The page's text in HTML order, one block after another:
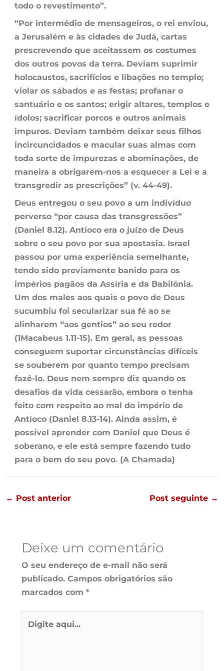
todo o revestimento”.
“Por intermédio de mensageiros, o rei enviou,
a Jerusalém e às cidades de Judá, cartas
prescrevendo que aceitassem os costumes
dos outros povos da terra. Deviam suprimir
holocaustos, sacrifícios e libações no templo;
violar os sábados e as festas; profanar o
santuário e os santos; erigir altares, templos e
ídolos; sacrificar porcos e outros animais
impuros. Deviam também deixar seus filhos
incircuncidados e macular suas almas com
toda sorte de impurezas e abominações, de
maneira a obrigarem-nos a esquecer a Lei e a
transgredir as prescrições” (v. 44-49).
Deus entregou o seu povo a um indivíduo
perverso “por causa das transgressões”
(Daniel 8.12). Antíoco era o juízo de Deus
sobre o seu povo por sua apostasia. Israel
passou por uma experiência semelhante,
tendo sido previamente banido para os
impérios pagãos da Assíria e da Babilônia.
Um dos males aos quais o povo de Deus
sucumbiu foi secularizar sua fé ao se
alinharem “aos gentios” ao seu redor
(1Macabeus 1.11-15). Em geral, as pessoas
conseguem suportar circunstâncias difíceis
se souberem por quanto tempo precisam
fazê-lo. Deus nem sempre diz quando os
desafios da vida cessarão, embora o tenha
feito com respeito ao mal do império de
Antíoco (Daniel 8.13-14). Ainda assim, é
possível aprender com Daniel que Deus é
soberano, e ele está sempre fazendo tudo
para o bem do seu povo. (A Chamada)
← Post anterior Post seguinte →
Deixe um comentário
O seu endereço de e-mail não será
publicado. Campos obrigatórios são
marcados com *
aqui...